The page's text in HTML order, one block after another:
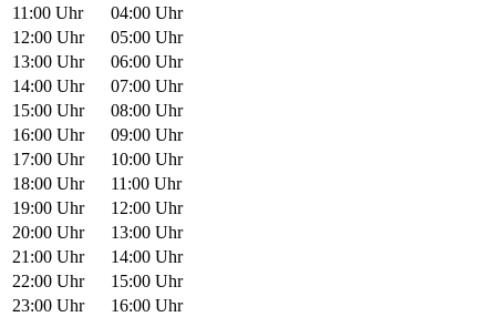
11:00 Uhr
04:00 Uhr
12:00 Uhr
05:00 Uhr
13:00 Uhr
06:00 Uhr
14:00 Uhr
07:00 Uhr
15:00 Uhr
08:00 Uhr
16:00 Uhr
09:00 Uhr
17:00 Uhr
10:00 Uhr
18:00 Uhr
11:00 Uhr
19:00 Uhr
12:00 Uhr
20:00 Uhr
13:00 Uhr
21:00 Uhr
14:00 Uhr
22:00 Uhr
15:00 Uhr
23:00 Uhr
16:00 Uhr